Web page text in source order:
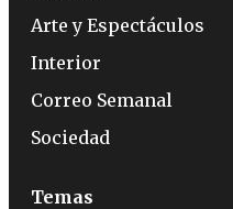
Arte y Espectáculos
Interior
Correo Semanal
Sociedad
Temas